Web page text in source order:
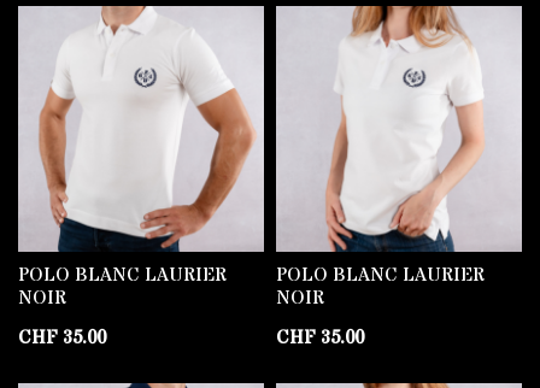
POLO BLANC LAURIER
NOIR
CHF 35.00
POLO BLANC LAURIER
NOIR
CHF 35.00